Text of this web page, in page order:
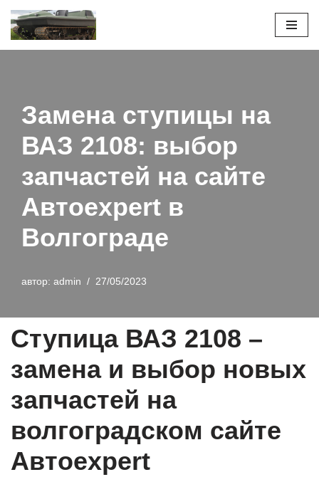
Перейти
Замена ступицы на
ВАЗ 2108: выбор
запчастей на сайте
Автоexpert в
Волгограде
автор: admin 27/05/2023
Ступица ВАЗ 2108 –
замена и выбор новых
запчастей на
волгоградском сайте
Автоexpert